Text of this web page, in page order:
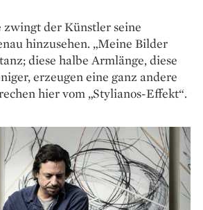
zwingt der Künstler seine
hinzusehen. „Meine Bilder
diese halbe Armlänge, diese
erzeugen eine ganz andere
hier vom „Stylianos-Effekt“.